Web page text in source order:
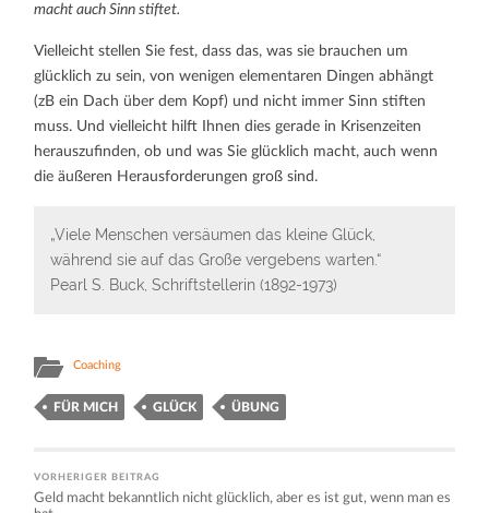
macht auch Sinn stiftet.
Vielleicht stellen Sie fest, dass das, was sie brauchen um
glücklich zu sein, von wenigen elementaren Dingen abhängt
(zB ein Dach über dem Kopf) und nicht immer Sinn stiften
muss. Und vielleicht hilft Ihnen dies gerade in Krisenzeiten
herauszufinden, ob und was Sie glücklich macht, auch wenn
die äußeren Herausforderungen groß sind.
„Viele Menschen versäumen das kleine Glück,
während sie auf das Große vergebens warten.“
Pearl S. Buck, Schriftstellerin (1892-1973)
Coaching
FÜR MICH GLÜCK ÜBUNG
VORHERIGER BEITRAG
Geld macht bekanntlich nicht glücklich, aber es ist gut, wenn man es